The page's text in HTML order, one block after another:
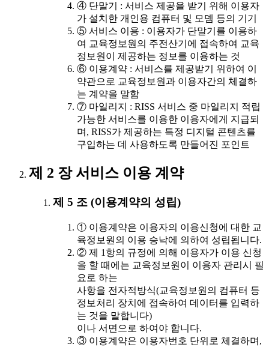
④ 단말기 : 서비스 제공을 받기 위해 이용자
가 설치한 개인용 컴퓨터 및 모뎀 등의 기기
⑤ 서비스 이용 : 이용자가 단말기를 이용하
여 교육정보원의 주전산기에 접속하여 교육
정보원이 제공하는 정보를 이용하는 것
⑥ 이용계약 : 서비스를 제공받기 위하여 이
약관으로 교육정보원과 이용자간의 체결하
는 계약을 말함
⑦ 마일리지 : RISS 서비스 중 마일리지 적립
가능한 서비스를 이용한 이용자에게 지급되
며, RISS가 제공하는 특정 디지털 콘텐츠를
구입하는 데 사용하도록 만들어진 포인트
제 2 장 서비스 이용 계약
제 5 조 (이용계약의 성립)
① 이용계약은 이용자의 이용신청에 대한 교
육정보원의 이용 승낙에 의하여 성립됩니다.
② 제 1항의 규정에 의해 이용자가 이용 신청
을 할 때에는 교육정보원이 이용자 관리시 필
요로 하는
사항을 전자적방식(교육정보원의 컴퓨터 등
정보처리 장치에 접속하여 데이터를 입력하
는 것을 말합니다)
이나 서면으로 하여야 합니다.
③ 이용계약은 이용자번호 단위로 체결하며,